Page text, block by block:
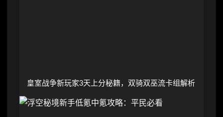
皇室战争新玩家3天上分秘籍，双骑双巫流卡组解析